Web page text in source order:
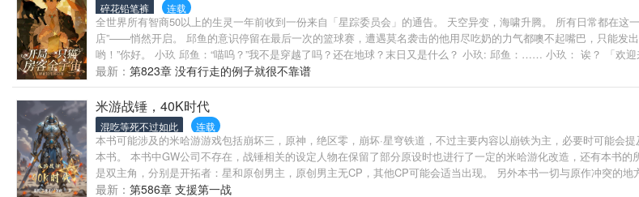
碎花铅笔裤 连载
全世界所有智商50以上的生灵一年前收到一份来自「星踪委员会」的通告。 天空异变，海啸升腾。 所有日常都在
店”——悄然开启。 邱鱼的意识停留在最后一次的篮球赛，遭遇莫名袭击的他用尽吃奶的力气都噢不起嘴巴，只能发
哟！”你好。 小玖 邱鱼：“喵呜？”我不是穿越了吗？还在地球？末日又是什么？ 小玖: 邱鱼：…… 小玖： 诶？ 「欢
闹事的，喂BOSS加餐……
最新： 第823章 没有行走的例子就很不靠谱
米游战锤，40K时代
混吃等死不过如此 连载
本书可能涉及的米哈游游戏包括崩坏三，原神，绝区零，崩坏·星穹铁道，不过主要内容以崩铁为主，必要时可能会
本书。 本书中GW公司不存在，战锤相关的设定人物在保留了部分原设时也进行了一定的米哈游化改造，还有本书
是双主角，分别是开拓者：星和原创男主，原创男主无CP，其他CP可能会适当出现。 另外本书一切与原作冲突的
剧情体验会分为角色视角和主播游玩两个部分，如果效果不好后续在做调整。 如能接受以上情况小的在此感谢各位
最新： 第586章 支援第一战